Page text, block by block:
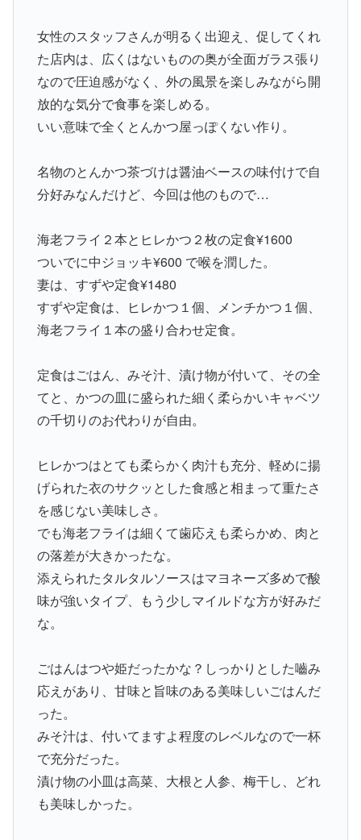
女性のスタッフさんが明るく出迎え、促してくれ
た店内は、広くはないものの奥が全面ガラス張り
なので圧迫感がなく、外の風景を楽しみながら開
放的な気分で食事を楽しめる。
いい意味で全くとんかつ屋っぽくない作り。
名物のとんかつ茶づけは醤油ベースの味付けで自
分好みなんだけど、今回は他のもので…
海老フライ２本とヒレかつ２枚の定食¥1600
ついでに中ジョッキ¥600 で喉を潤した。
妻は、すずや定食¥1480
すずや定食は、ヒレかつ１個、メンチかつ１個、
海老フライ１本の盛り合わせ定食。
定食はごはん、みそ汁、漬け物が付いて、その全
てと、かつの皿に盛られた細く柔らかいキャベツ
の千切りのお代わりが自由。
ヒレかつはとても柔らかく肉汁も充分、軽めに揚
げられた衣のサクッとした食感と相まって重たさ
を感じない美味しさ。
でも海老フライは細くて歯応えも柔らかめ、肉と
の落差が大きかったな。
添えられたタルタルソースはマヨネーズ多めで酸
味が強いタイプ、もう少しマイルドな方が好みだ
な。
ごはんはつや姫だったかな？しっかりとした嚙み
応えがあり、甘味と旨味のある美味しいごはんだ
った。
みそ汁は、付いてますよ程度のレベルなので一杯
で充分だった。
漬け物の小皿は高菜、大根と人参、梅干し、どれ
も美味しかった。